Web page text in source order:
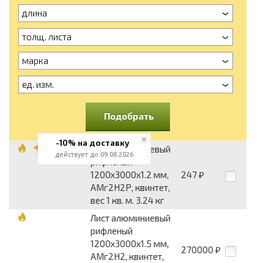
длина
толщ. листа
марка
ед. изм.
Подобрать
Лист алюминиевый
рифленый
1200x3000x1.2 мм,
АМг2Н2Р, квинтет,
вес 1 кв. м. 3.24 кг
247 ₽
Лист алюминиевый
рифленый
1200x3000x1.5 мм,
АМг2Н2, квинтет,
270000 ₽
-10% на доставку
действует до 09.08.2026